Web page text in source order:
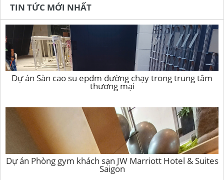
TIN TỨC MỚI NHẤT
Dự án Sàn cao su epdm đường chạy trong trung tâm
thương mại
Dự án Phòng gym khách sạn JW Marriott Hotel & Suites
Saigon